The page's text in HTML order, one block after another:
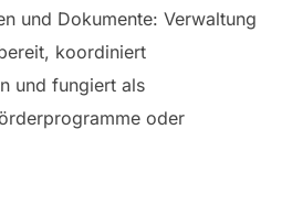
und Dokumente: Verwaltung
koordiniert
und fungiert als
oder